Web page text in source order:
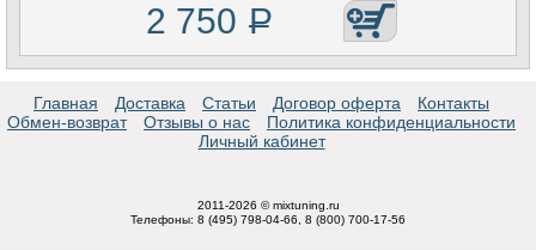
2 750 Р
Главная Доставка Статьи Договор оферта
Контакты
Обмен-возврат
Отзывы о нас
Политика конфиденциальности
Личный кабинет
2011-2026 © mixtuning.ru
Телефоны: 8 (495) 798-04-66, 8 (800) 700-17-56